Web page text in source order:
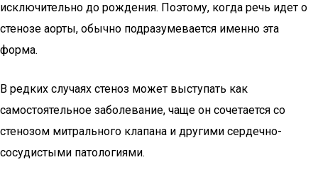
исключительно до рождения. Поэтому, когда речь идет о
стенозе аорты, обычно подразумевается именно эта
форма.
В редких случаях стеноз может выступать как
самостоятельное заболевание, чаще он сочетается со
стенозом митрального клапана и другими сердечно-
сосудистыми патологиями.